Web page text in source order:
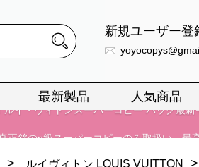
新規ユーザー登
最新製品 人気商品
真正銘のn級スーパーコピーのみ取扱い。最
2026春の新作続々更新中！期間中のご注文
ルイ・ヴィトンスーパーコピー バッグ最
正銘のn級スーパーコピーのみ取扱い。最
> ルイヴィトン LOUIS VUITTON >